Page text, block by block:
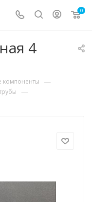
0
4
компоненты —
—